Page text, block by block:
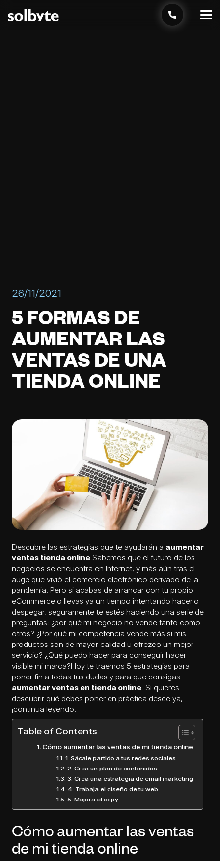
26/11/2021
5 FORMAS DE
AUMENTAR LAS
VENTAS DE UNA
TIENDA ONLINE
Descubre las estrategias que te ayudarán a aumentar
ventas tienda online.Sabemos que el futuro de los
negocios se encuentra en Internet, y más aún tras el
auge que vivió el comercio electrónico derivado de la
pandemia. Pero si acabas de arrancar con tu propio
eCommerce o llevas ya un tiempo intentando hacerlo
despegar, seguramente te estés haciendo una serie de
preguntas: ¿por qué mi negocio no vende tanto como
otros? ¿Por qué mi competencia vende más si mis
productos son de mayor calidad u ofrezco un mejor
servicio? ¿Qué puedo hacer para conseguir hacer
visible mi marca?Hoy te traemos 5 estrategias para
poner fin a todas tus dudas y para que consigas
aumentar ventas en tienda online. Si quieres
descubrir qué debes poner en práctica desde ya,
¡continúa leyendo!
Table of Contents
Cómo aumentar las ventas de mi tienda online
1. Sácale partido a tus redes sociales
2. Crea un plan de contenidos
3. Crea una estrategia de email marketing
4. Trabaja el diseño de tu web
5. Mejora el copy
Cómo aumentar las ventas
de mi tienda online